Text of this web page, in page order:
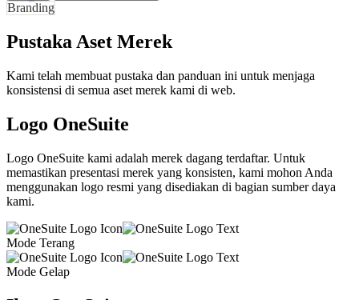
Branding
Pustaka Aset Merek
Kami telah membuat pustaka dan panduan ini untuk menjaga
konsistensi di semua aset merek kami di web.
Logo OneSuite
Logo OneSuite kami adalah merek dagang terdaftar. Untuk
memastikan presentasi merek yang konsisten, kami mohon Anda
menggunakan logo resmi yang disediakan di bagian sumber daya
kami.
Mode Terang
Mode Gelap